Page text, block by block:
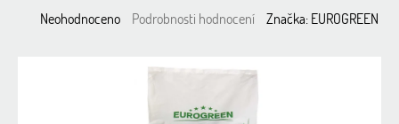
Průměrné
Neohodnoceno Podrobnosti hodnocení Značka:EUROGREEN